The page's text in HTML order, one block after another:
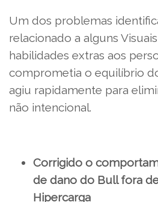
Um dos problemas
relacionado a alguns
habilidades extras aos
comprometia o equilíbrio
agiu rapidamente para
não intencional.
Corrigido o
de dano do Bull fora
Hipercarga